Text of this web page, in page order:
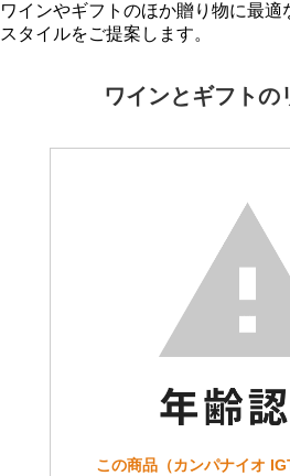
ワインやギフトのほか贈り物に最適
スタイルをご提案します。
ワインとギフトの
この商品（カンパナイオ